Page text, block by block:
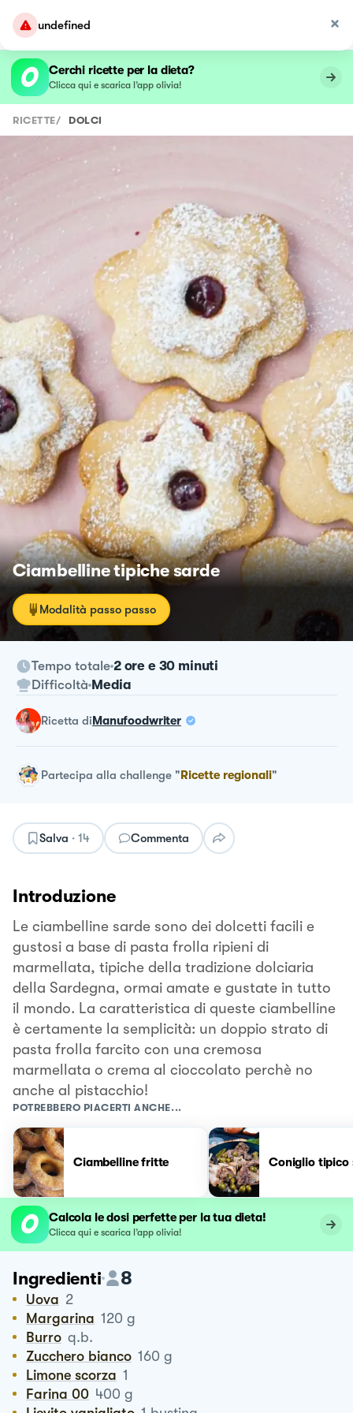
undefined
Cerchi ricette per la dieta?
Clicca qui e scarica l’app olivia!
RICETTE/ DOLCI
Ciambelline tipiche sarde
Modalità passo passo
Tempo totale 2 ore e 30 minuti
Difficoltà Media
ricetta diManufoodwriter
Partecipa alla challenge "Ricette regionali"
Salva · 14 Commenta
Introduzione
Le ciambelline sarde sono dei dolcetti facili e
gustosi a base di pasta frolla ripieni di
marmellata, tipiche della tradizione dolciaria
della Sardegna, ormai amate e gustate in tutto
il mondo. La caratteristica di queste ciambelline
è certamente la semplicità: un doppio strato di
pasta frolla farcito con una cremosa
marmellata o crema al cioccolato perchè no
anche al pistacchio!
POTREBBERO PIACERTI ANCHE...
Ciambelline fritte Coniglio tipico
Calcola le dosi perfette per la tua dieta!
Clicca qui e scarica l’app olivia!
Ingredienti 8
Uova 2
Margarina 120 g
Burro q.b.
Zucchero bianco 160 g
Limone scorza 1
Farina 00 400 g